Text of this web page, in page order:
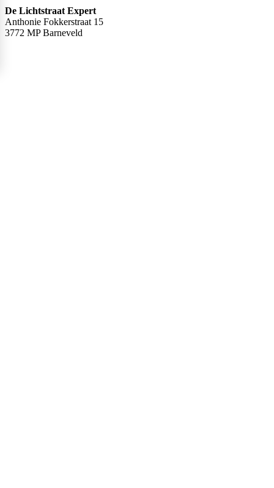
De Lichtstraat Expert
Anthonie Fokkerstraat 15
3772 MP Barneveld